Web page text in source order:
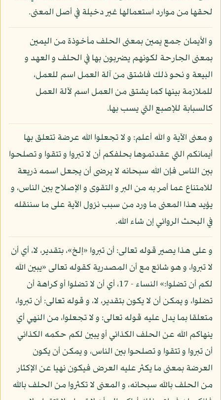
لحقها من موارد استعمالها غير دخيلة في أصل المعنى.
و الأيمان جمع يمين بمعنى الحلف مأخوذة من اليمين
بمعنى الجارحة لكونهم يضربون بها في الحلف و العهد و
البيعة و نحو ذلك فاشتق من آلة العمل اسم للعمل،
للملازمة بينها كما يشتق من العمل اسم لآلة العمل
كالسبابة للإصبع التي يسب بها.
و معنى الآية و الله أعلم: و لا تجعلوا الله عرضة تتعلق بها
أيمانكم التي عقدتموها بحلفكم أن لا تبروا و تتقوا و تصلحوا
بين الناس فإن الله سبحانه لا يرضى أن يجعل اسمه ذريعة
للامتناع عما أمر به من البر و التقوى و الإصلاح بين الناس، و
يؤيد هذا المعنى ما ورد من سبب نزول الآية على ما سننقله
في البحث الروائي إن شاء الله.
و على هذا يصير قوله تعالى: أن تبروا «إلخ»، بتقدير، لا، أي أن
لا تبروا، و هو شائع مع أن المصدرية كقوله تعالى «يبين الله
لكم أن تضلوا:» النساء - 17، أي أن لا تضلوا أو كراهة أن
تضلوا، و يمكن أن لا يكون بتقدير، لا، و قوله تعالى: أن تبروا،
متعلقا بما يدل عليه قوله تعالى: و لا تجعلوا، من النهي أي
ينهاكم الله عن الحلف الكذائي أو يبين لكم حكمه الكذائي
أن تبروا و تتقوا و تصلحوا بين الناس، و يمكن أن يكون
العرضة بمعنى ما يكثر عليه العرض فيكون نهيا عن الإكثار
من الحلف بالله سبحانه، و المعنى لا تكثروا من الحلف بالله